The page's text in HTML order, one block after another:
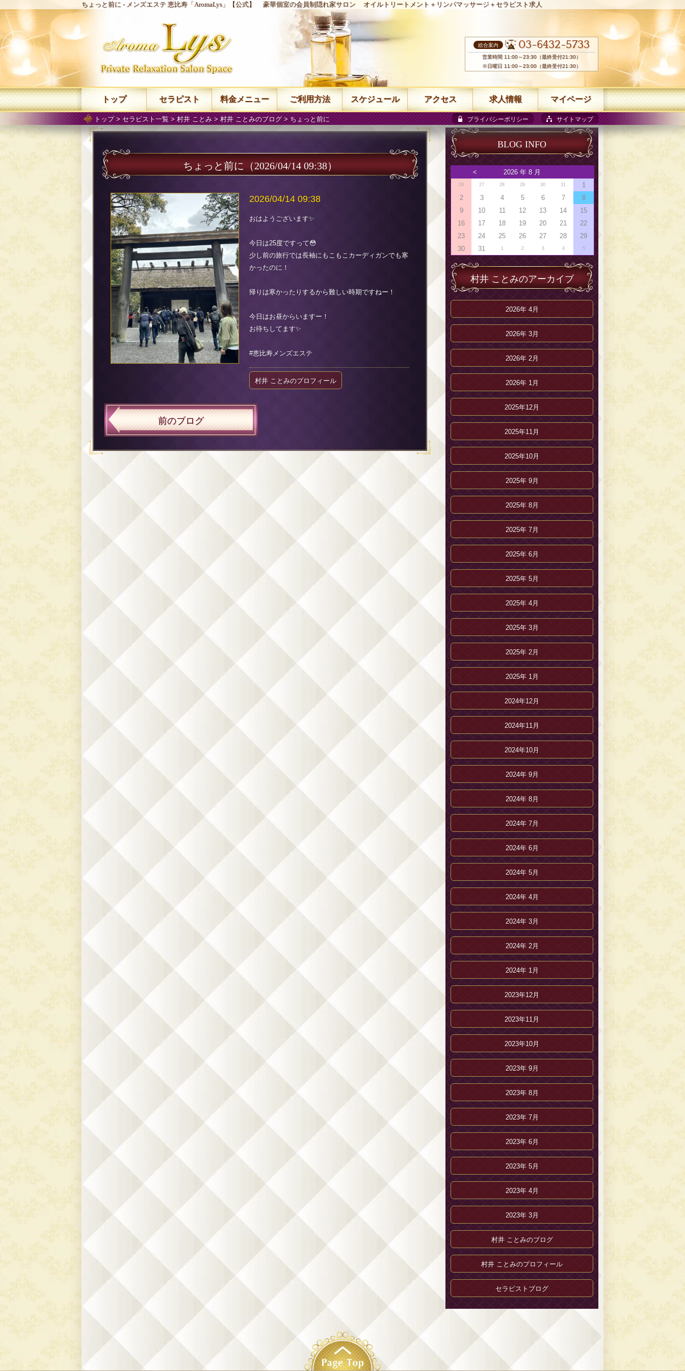
ちょっと前に - メンズエステ 恵比寿「AromaLys」【公式】 豪華個室の会員制隠れ家サロン オイルトリートメント＋リンパマッサージ＋セラピスト求人
トップ> セラピスト一覧>村井 ことみ >村井 ことみのブログ> ちょっと前に プライバシーポリシー サイトマップ
ちょっと前に （2026/04/14 09:38）
2026/04/14 09:38
おはようございます✨
今日は25度ですって😳
少し前の旅行では長袖にもこもこカーディガンでも寒
かったのに！
帰りは寒かったりするから難しい時期ですねー！
今日はお昼からいますー！
お待ちしてます✨
#恵比寿メンズエステ
村井 ことみのプロフィール
前のブログ
BLOG INFO
< 2026 年 8 月
26 27 28 29 30 31
1
2
3 4 5 6 7
8
9
10 11 12 13 14
15
16
17 18 19 20 21
22
23
24 25 26 27 28
29
30
31 1 2 3 4 5
村井 ことみのアーカイブ
2026年 4月
2026年 3月
2026年 2月
2026年 1月
2025年12月
2025年11月
2025年10月
2025年 9月
2025年 8月
2025年 7月
2025年 6月
2025年 5月
2025年 4月
2025年 3月
2025年 2月
2025年 1月
2024年12月
2024年11月
2024年10月
2024年 9月
2024年 8月
2024年 7月
2024年 6月
2024年 5月
2024年 4月
2024年 3月
2024年 2月
2024年 1月
2023年12月
2023年11月
2023年10月
2023年 9月
2023年 8月
2023年 7月
2023年 6月
2023年 5月
2023年 4月
2023年 3月
村井 ことみのブログ
村井 ことみのプロフィール
セラピストブログ
総合案内 03-6432-5733
営業時間 11:00～23:30（最終受付21:30）
※日曜日 11:00～23:00（最終受付21:30）
トップ セラピスト 料金メニュー ご利用方法 スケジュール アクセス 求人情報 マイページ